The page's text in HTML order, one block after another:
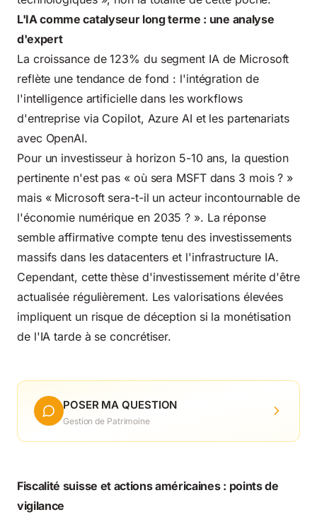
L'IA comme catalyseur long terme : une analyse
d'expert
La croissance de 123% du segment IA de Microsoft
reflète une tendance de fond : l'intégration de
l'intelligence artificielle dans les workflows
d'entreprise via Copilot, Azure AI et les partenariats
avec OpenAI.
Pour un investisseur à horizon 5-10 ans, la question
pertinente n'est pas « où sera MSFT dans 3 mois ? »
mais « Microsoft sera-t-il un acteur incontournable de
l'économie numérique en 2035 ? ». La réponse
semble affirmative compte tenu des investissements
massifs dans les datacenters et l'infrastructure IA.
Cependant, cette thèse d'investissement mérite d'être
actualisée régulièrement. Les valorisations élevées
impliquent un risque de déception si la monétisation
de l'IA tarde à se concrétiser.
POSER MA QUESTION
Gestion de Patrimoine
Fiscalité suisse et actions américaines : points de
vigilance